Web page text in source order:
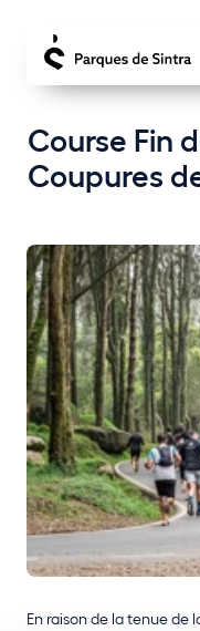
Course Fin
Coupures
En raison de la tenue de